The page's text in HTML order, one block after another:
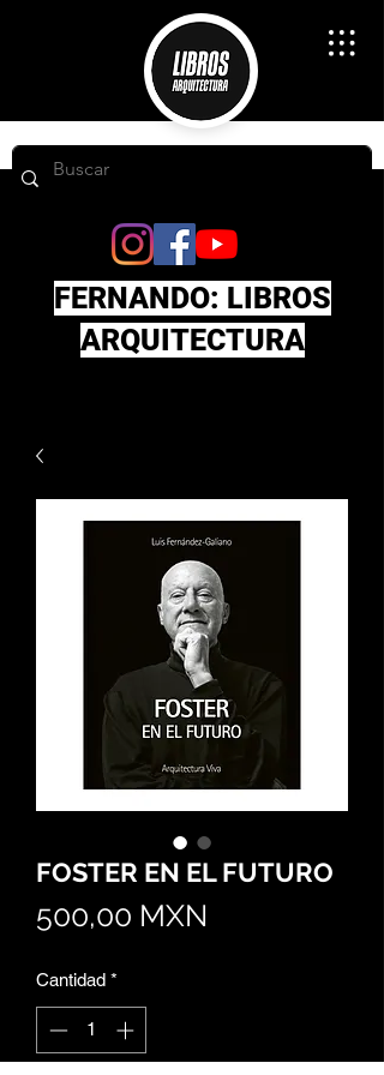
FERNANDO: LIBROS
ARQUITECTURA
FOSTER EN EL FUTURO
500,00 MXN
Cantidad *